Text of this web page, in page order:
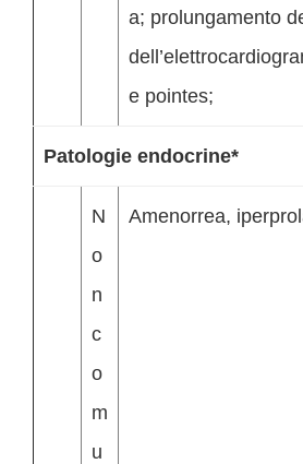
a; prolungamento
e pointes;
Patologie endocrine*
N
o
n
c
o
m
u
Amenorrea,